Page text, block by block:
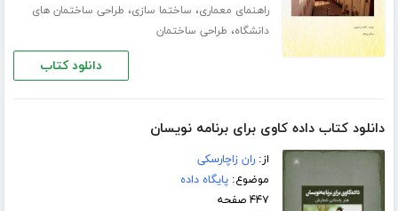
راهنمای معماری، ساختما سازی، طراحی ساختمان های
دانشگاه، طراحی ساختمان
دانلود کتاب
دانلود کتاب داده کاوی برای برنامه نویسان
از:ران زاچارسکی
موضوع:پایگاه داده
۴۴۷ صفحه